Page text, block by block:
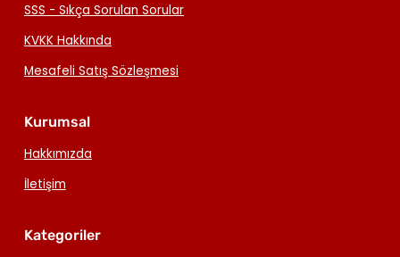
SSS - Sıkça Sorulan Sorular
KVKK Hakkında
Mesafeli Satış Sözleşmesi
Kurumsal
Hakkımızda
İletişim
Kategoriler